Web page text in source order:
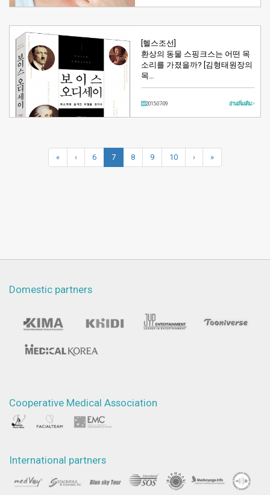
[헬스조선]
환상의 동물 스핑크스는 어떤 목
소리를 가졌을까? [김형태원장의
목…
2015-07-09 อ่านเพิ่มเติม >
« ‹ 6 7 8 9 10 › »
Domestic partners
Cooperative Medical Association
International partners